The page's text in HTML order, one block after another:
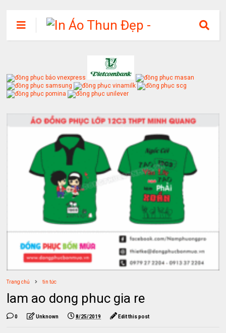
Trang chủ tin tức
lam ao dong phuc gia re
0 Unknown 8/25/2019 Edit this post